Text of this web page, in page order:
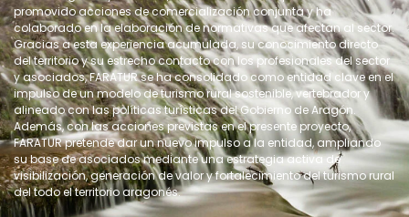
promovido acciones de comercialización conjunta y ha
colaborado en la elaboración de normativas que afectan al sector.
Gracias a esta experiencia acumulada, su conocimiento directo
del territorio y su estrecho contacto con los profesionales del sector
y asociados, FARATUR se ha consolidado como entidad clave en el
impulso de un modelo de turismo rural sostenible, vertebrador y
alineado con las políticas turísticas del Gobierno de Aragón.
Además, con las acciones previstas en el presente proyecto,
FARATUR pretende dar un nuevo impulso a la entidad, ampliando
su base de asociados mediante una estrategia activa de
visibilización, generación de valor y fortalecimiento del turismo rural
del todo el territorio aragonés.